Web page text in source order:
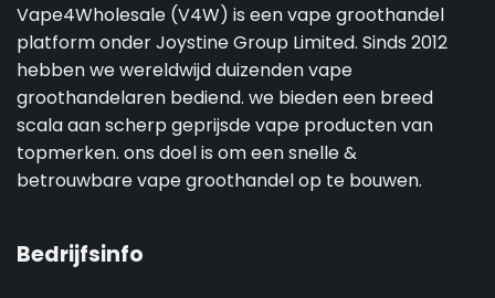
Vape4Wholesale (V4W) is een vape groothandel
platform onder Joystine Group Limited. Sinds 2012
hebben we wereldwijd duizenden vape
groothandelaren bediend. we bieden een breed
scala aan scherp geprijsde vape producten van
topmerken. ons doel is om een snelle &
betrouwbare vape groothandel op te bouwen.
Bedrijfsinfo